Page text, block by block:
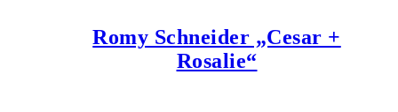
Romy Schneider „Cesar +
Rosalie“